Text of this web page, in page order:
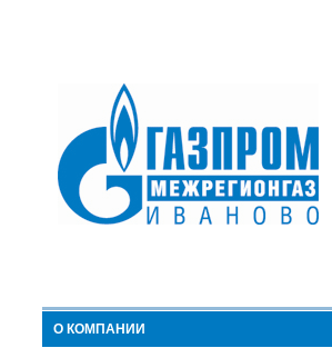
О КОМПАНИИ